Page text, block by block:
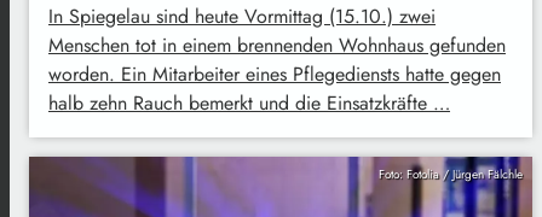
In Spiegelau sind heute Vormittag (15.10.) zwei
Menschen tot in einem brennenden Wohnhaus gefunden
worden. Ein Mitarbeiter eines Pflegediensts hatte gegen
halb zehn Rauch bemerkt und die Einsatzkräfte …
Foto: Fotolia / Jürgen Fälchle